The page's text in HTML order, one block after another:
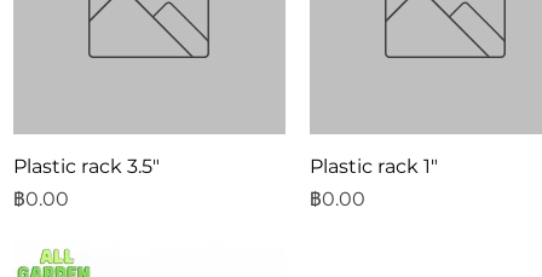
ดูข้อมูลด่วน
Plastic rack 3.5"
ราคา
฿0.00
ดูข้อมูลด่วน
Plastic rack 1"
ราคา
฿0.00